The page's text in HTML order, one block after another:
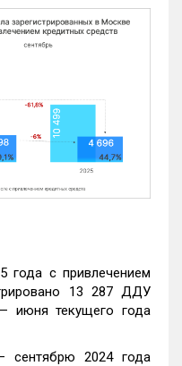
года с привлечением
13 287 ДДУ
июня текущего года
2024 года